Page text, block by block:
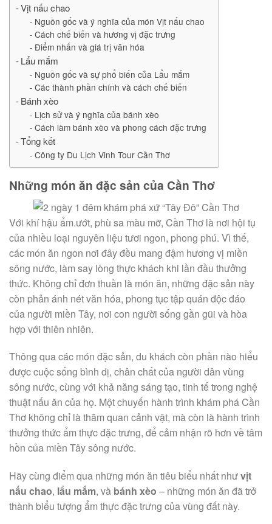
Vịt nấu chao
Nguồn gốc và ý nghĩa của món Vịt nấu chao
Cách chế biến và hương vị đặc trưng
Điểm nhấn và giá trị văn hóa
Lẩu mắm
Nguồn gốc và sự phổ biến của Lẩu mắm
Các thành phần chính và cách chế biến
Bánh xèo
Lịch sử và ý nghĩa của bánh xèo
Cách làm bánh xèo và phong cách đặc trưng
Tổng kết
Công ty Du Lịch Vinh Tour Cần Thơ
Những món ăn đặc sản của Cần Thơ
Với khí hậu ẩm.ướt, phù sa màu mỡ, Cần Thơ là nơi hội tụ
của nhiều loại nguyên liệu tươi ngon, phong phú. Vì thế,
các món ăn ngon nơi đây đều mang đậm hương vị miền
sông nước, làm say lòng thực khách khi lần đầu thưởng
thức. Không chỉ đơn thuần là món ăn, những đặc sản này
còn phản ánh nét văn hóa, phong tục tập quán độc đáo
của người miền Tây, nơi con người sống gần gũi và hòa
hợp với thiên nhiên.
Thông qua các món đặc sản, du khách còn phần nào hiểu
được cuộc sống bình dị, chân chất của người dân vùng
sông nước, cùng với khả năng sáng tạo, tinh tế trong nghệ
thuật nấu ăn của họ. Một chuyến hành trình khám phá Cần
Thơ không chỉ là thăm quan cảnh vật, mà còn là hành trình
thưởng thức ẩm thực đặc trưng, để cảm nhận rõ hơn về tâm
hồn của miền Tây sông nước.
Hãy cùng điểm qua những món ăn tiêu biểu nhất nhưvịt
nấu chao, lẩu mắm, và bánh xèo – những món ăn đã trở
thành biểu tượng ẩm thực đặc trưng của vùng đất này.